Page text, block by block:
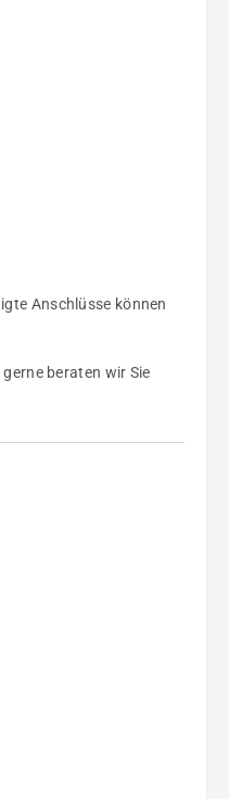
Anschlüsse können
beraten wir Sie